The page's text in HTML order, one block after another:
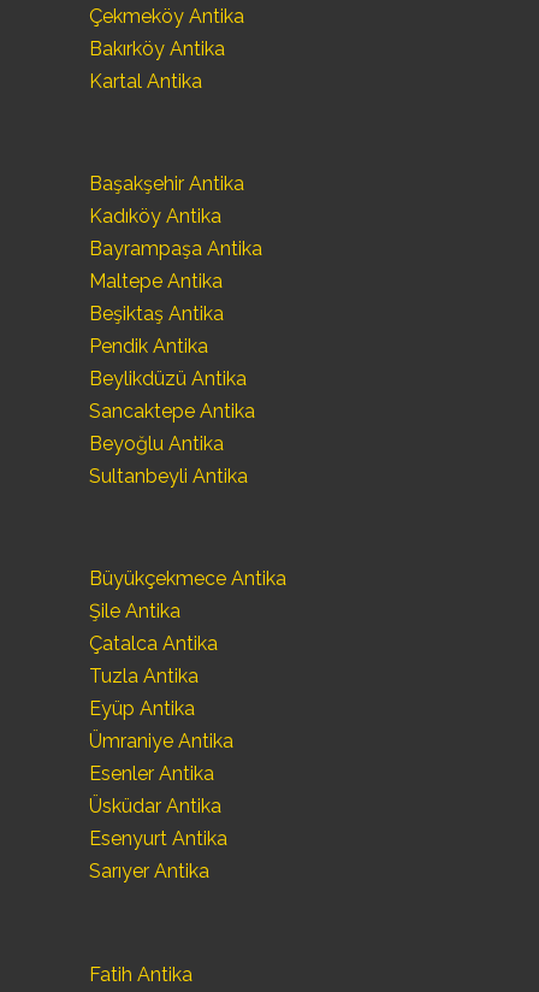
Çekmeköy Antika
Bakırköy Antika
Kartal Antika
Başakşehir Antika
Kadıköy Antika
Bayrampaşa Antika
Maltepe Antika
Beşiktaş Antika
Pendik Antika
Beylikdüzü Antika
Sancaktepe Antika
Beyoğlu Antika
Sultanbeyli Antika
Büyükçekmece Antika
Şile Antika
Çatalca Antika
Tuzla Antika
Eyüp Antika
Ümraniye Antika
Esenler Antika
Üsküdar Antika
Esenyurt Antika
Sarıyer Antika
Fatih Antika